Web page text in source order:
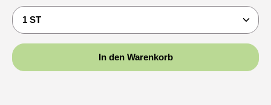
Produkt Anzahl: Gib den gewünschten Wert ein
In den Warenkorb